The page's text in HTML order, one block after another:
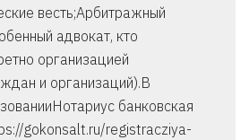
весть;Арбитражный
адвокат, кто
организацией
и организаций).В
банковская
gokonsalt.ru/registracziya-